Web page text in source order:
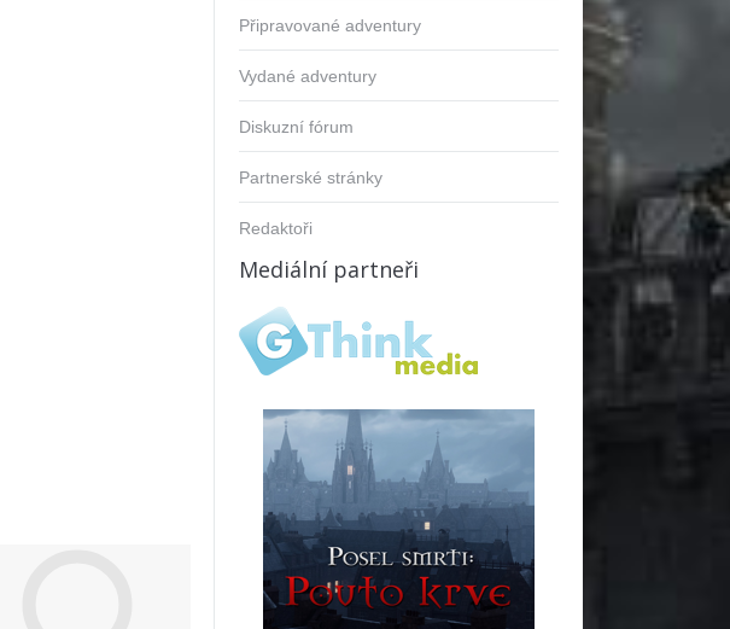
Připravované adventury
Vydané adventury
Diskuzní fórum
Partnerské stránky
Redaktoři
Mediální partneři